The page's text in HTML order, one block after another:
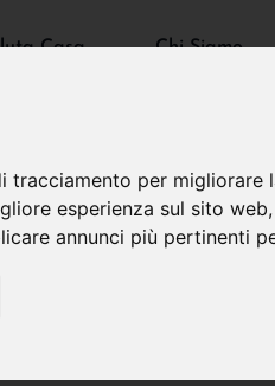
per migliorare
esperienza sul sito web,
annunci più pertinenti
Casa Chi Siamo